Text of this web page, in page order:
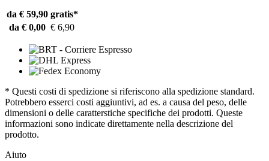
da € 59,90 gratis*
da € 0,00 € 6,90
* Questi costi di spedizione si riferiscono alla spedizione standard.
Potrebbero esserci costi aggiuntivi, ad es. a causa del peso, delle
dimensioni o delle caratterstiche specifiche dei prodotti. Queste
informazioni sono indicate direttamente nella descrizione del
prodotto.
Aiuto